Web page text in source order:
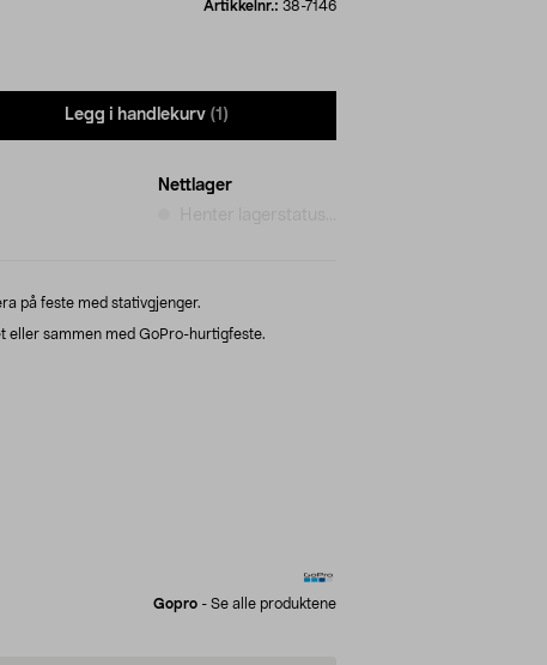
Artikkelnr.: 38-7146
Legg i handlekurv (1)
Nettlager
på feste med stativgjenger.
eller sammen med GoPro-hurtigfeste.
Gopro - Se alle produktene